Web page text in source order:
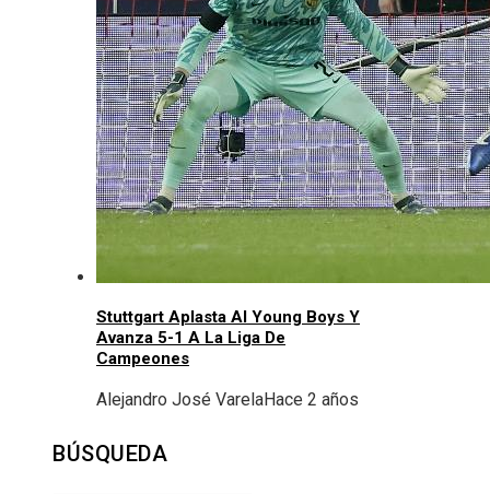
Stuttgart Aplasta Al Young Boys Y
Avanza 5-1 A La Liga De
Campeones
Alejandro José VarelaHace 2 años
BÚSQUEDA